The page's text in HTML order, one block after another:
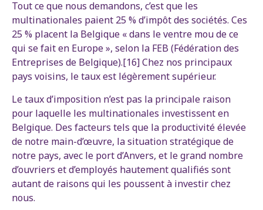
Tout ce que nous demandons, c’est que les
multinationales paient 25 % d’impôt des sociétés. Ces
25 % placent la Belgique « dans le ventre mou de ce
qui se fait en Europe », selon la FEB (Fédération des
Entreprises de Belgique).[16] Chez nos principaux
pays voisins, le taux est légèrement supérieur.
Le taux d’imposition n’est pas la principale raison
pour laquelle les multinationales investissent en
Belgique. Des facteurs tels que la productivité élevée
de notre main-d’œuvre, la situation stratégique de
notre pays, avec le port d’Anvers, et le grand nombre
d’ouvriers et d’employés hautement qualifiés sont
autant de raisons qui les poussent à investir chez
nous.